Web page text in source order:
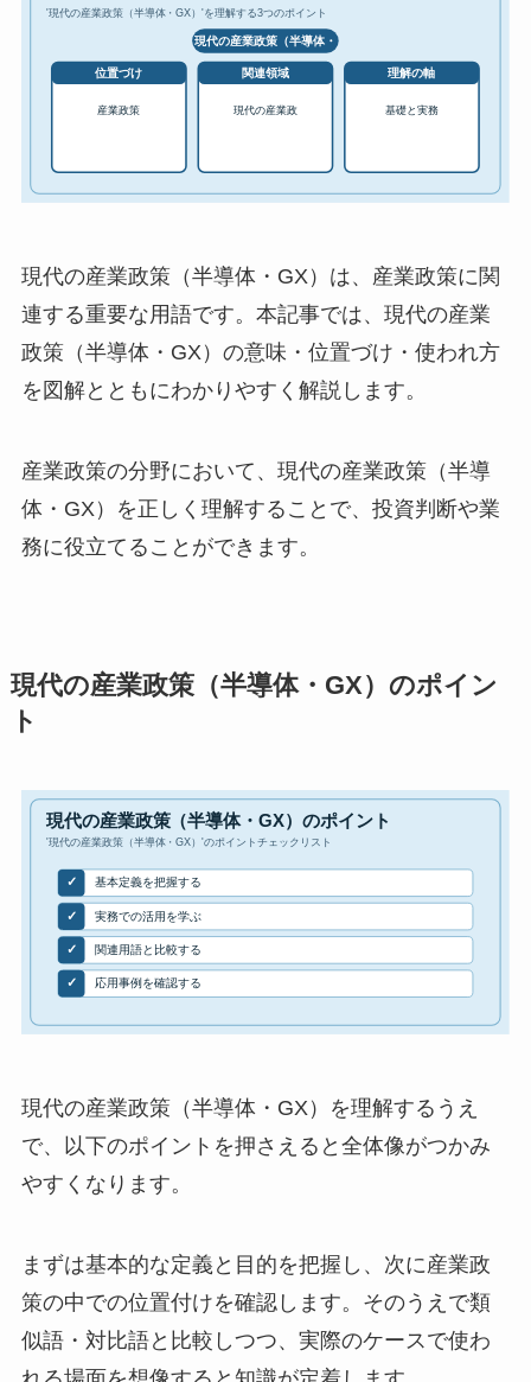
現代の産業政策（半導体・GX）は、産業政策に関
連する重要な用語です。本記事では、現代の産業
政策（半導体・GX）の意味・位置づけ・使われ方
を図解とともにわかりやすく解説します。
産業政策の分野において、現代の産業政策（半導
体・GX）を正しく理解することで、投資判断や業
務に役立てることができます。
現代の産業政策（半導体・GX）のポイン
ト
現代の産業政策（半導体・GX）を理解するうえ
で、以下のポイントを押さえると全体像がつかみ
やすくなります。
まずは基本的な定義と目的を把握し、次に産業政
策の中での位置付けを確認します。そのうえで類
似語・対比語と比較しつつ、実際のケースで使わ